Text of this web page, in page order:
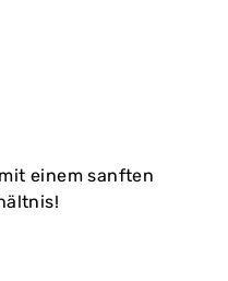
einem sanften